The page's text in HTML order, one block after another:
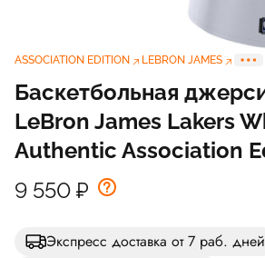
ASSOCIATION EDITION LEBRON JAMES
Баскетбольная
LeBron James Lakers
Authentic Association
9 550 ₽
Экспресс доставка от 7 раб. дней